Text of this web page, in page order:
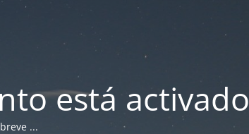
está activado
...